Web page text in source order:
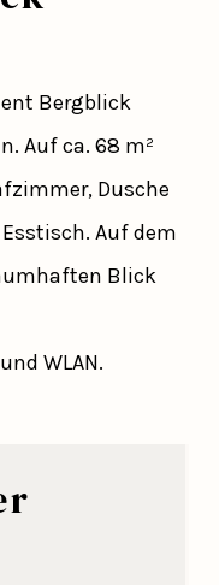
Bergblick
Auf ca. 68 m²
Dusche
Auf dem
Blick
WLAN.